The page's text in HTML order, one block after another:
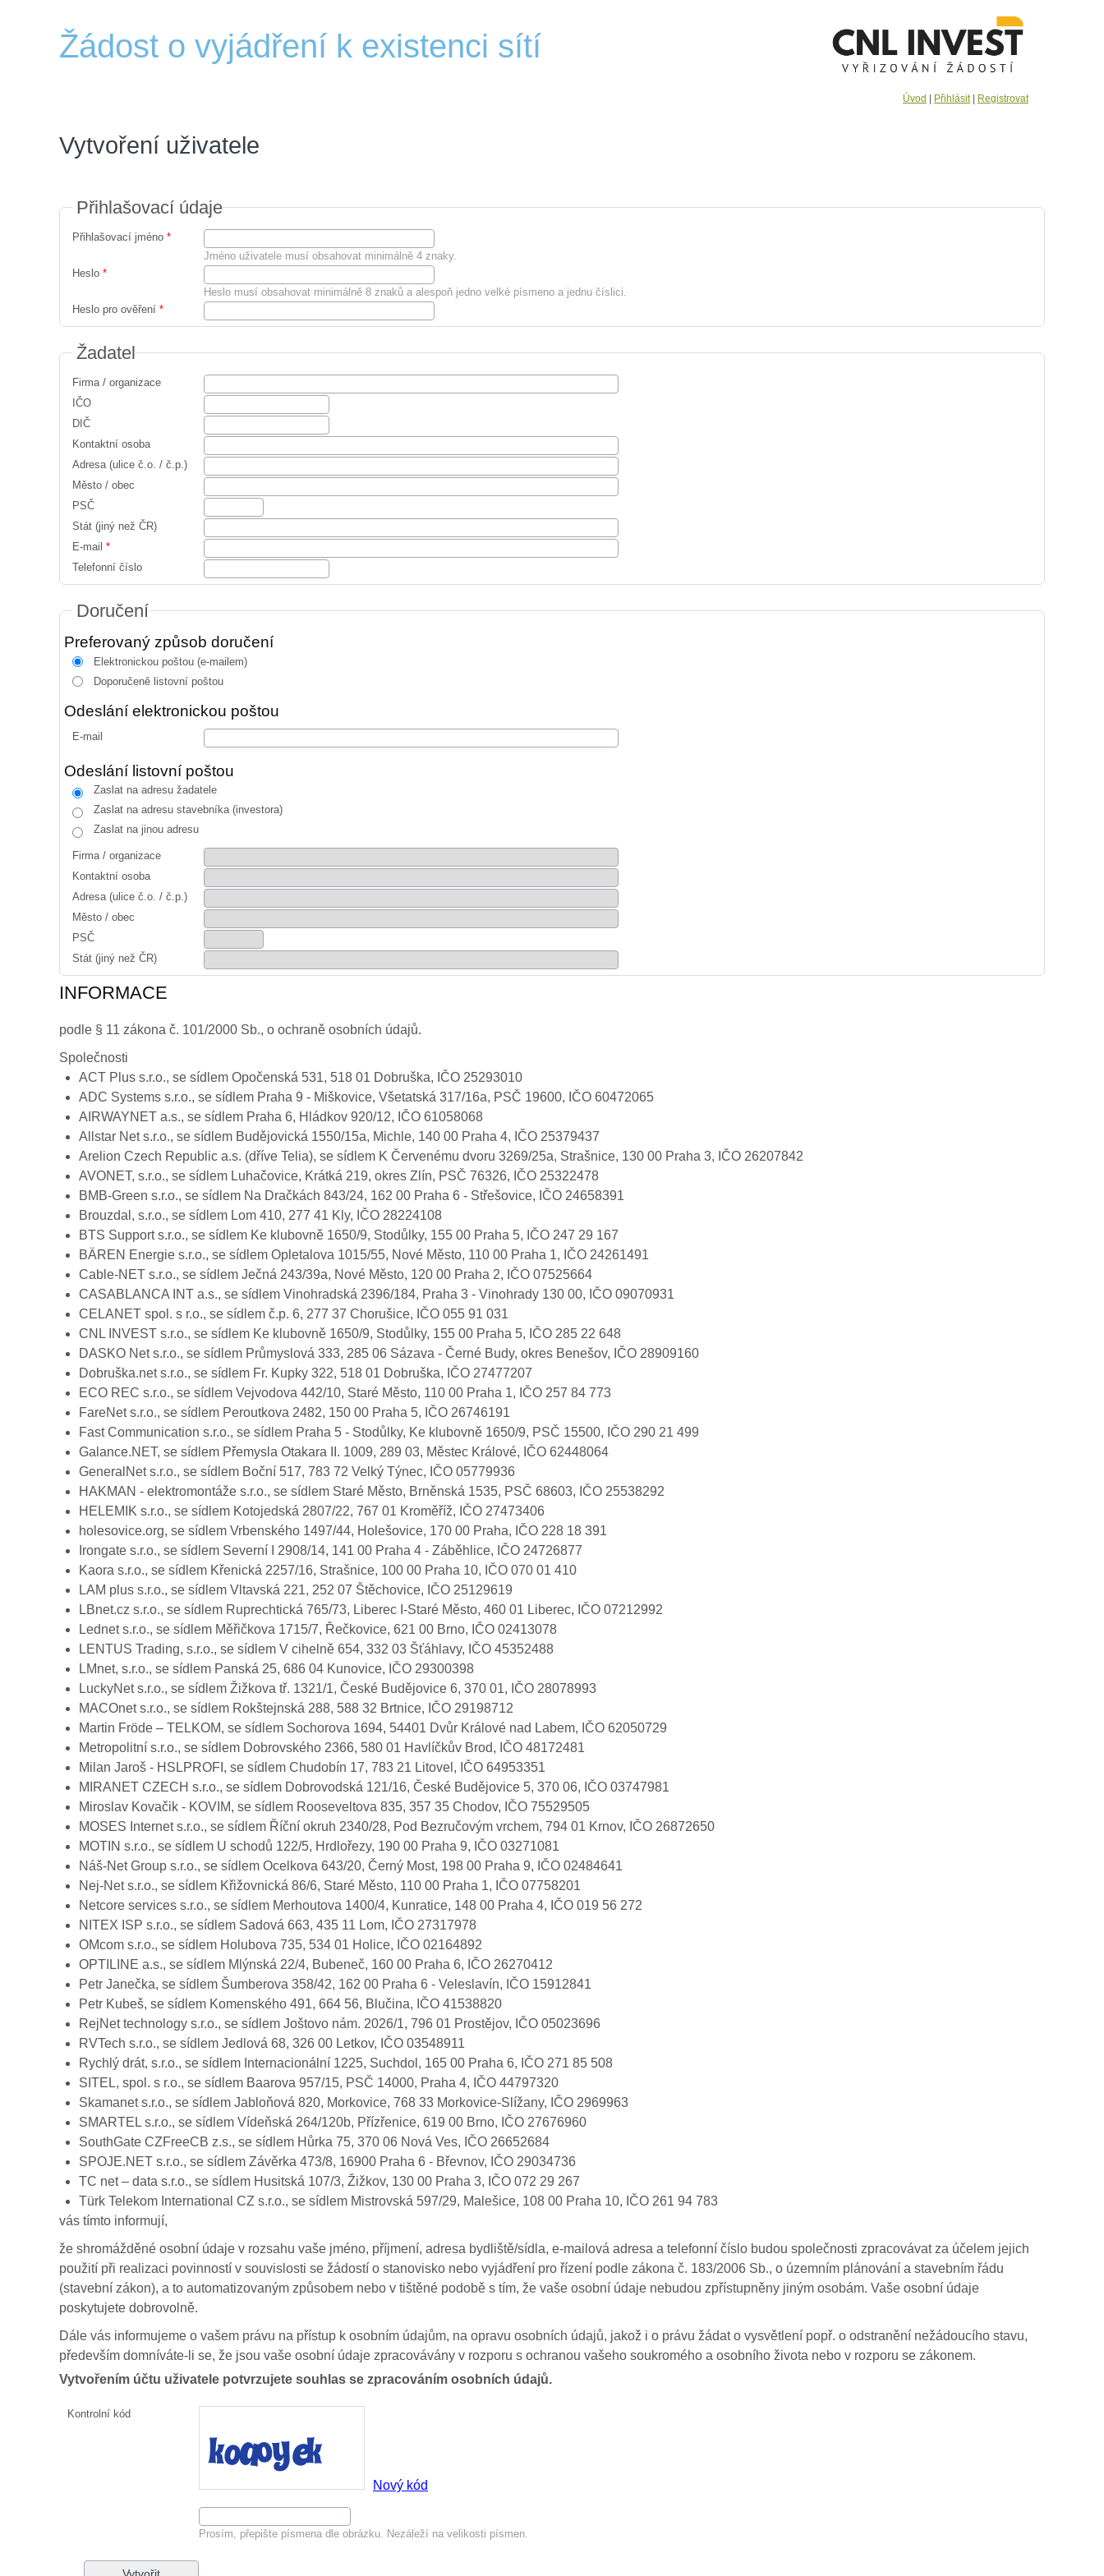
Žádost o vyjádření k existenci sítí
Úvod Přihlásit Registrovat
Vytvoření uživatele
Přihlašovací údaje
Přihlašovací jméno *
Jméno uživatele musí obsahovat minimálně 4 znaky.
Heslo *
Heslo musí obsahovat minimálně 8 znaků a alespoň jedno velké písmeno a jednu číslici.
Heslo pro ověření *
Žadatel
Firma / organizace
IČO
DIČ
Kontaktní osoba
Adresa (ulice č.o. / č.p.)
Město / obec
PSČ
Stát (jiný než ČR)
E-mail *
Telefonní číslo
Doručení
Preferovaný způsob doručení
Elektronickou poštou (e-mailem)
Doporučeně listovní poštou
Odeslání elektronickou poštou
E-mail
Odeslání listovní poštou
Zaslat na adresu žadatele
Zaslat na adresu stavebníka (investora)
Zaslat na jinou adresu
Firma / organizace
Kontaktní osoba
Adresa (ulice č.o. / č.p.)
Město / obec
PSČ
Stát (jiný než ČR)
INFORMACE
podle § 11 zákona č. 101/2000 Sb., o ochraně osobních údajů.
Společnosti
ACT Plus s.r.o., se sídlem Opočenská 531, 518 01 Dobruška, IČO 25293010
ADC Systems s.r.o., se sídlem Praha 9 - Miškovice, Všetatská 317/16a, PSČ 19600, IČO 60472065
AIRWAYNET a.s., se sídlem Praha 6, Hládkov 920/12, IČO 61058068
Allstar Net s.r.o., se sídlem Budějovická 1550/15a, Michle, 140 00 Praha 4, IČO 25379437
Arelion Czech Republic a.s. (dříve Telia), se sídlem K Červenému dvoru 3269/25a, Strašnice, 130 00 Praha 3, IČO 26207842
AVONET, s.r.o., se sídlem Luhačovice, Krátká 219, okres Zlín, PSČ 76326, IČO 25322478
BMB-Green s.r.o., se sídlem Na Dračkách 843/24, 162 00 Praha 6 - Střešovice, IČO 24658391
Brouzdal, s.r.o., se sídlem Lom 410, 277 41 Kly, IČO 28224108
BTS Support s.r.o., se sídlem Ke klubovně 1650/9, Stodůlky, 155 00 Praha 5, IČO 247 29 167
BÄREN Energie s.r.o., se sídlem Opletalova 1015/55, Nové Město, 110 00 Praha 1, IČO 24261491
Cable-NET s.r.o., se sídlem Ječná 243/39a, Nové Město, 120 00 Praha 2, IČO 07525664
CASABLANCA INT a.s., se sídlem Vinohradská 2396/184, Praha 3 - Vinohrady 130 00, IČO 09070931
CELANET spol. s r.o., se sídlem č.p. 6, 277 37 Chorušice, IČO 055 91 031
CNL INVEST s.r.o., se sídlem Ke klubovně 1650/9, Stodůlky, 155 00 Praha 5, IČO 285 22 648
DASKO Net s.r.o., se sídlem Průmyslová 333, 285 06 Sázava - Černé Budy, okres Benešov, IČO 28909160
Dobruška.net s.r.o., se sídlem Fr. Kupky 322, 518 01 Dobruška, IČO 27477207
ECO REC s.r.o., se sídlem Vejvodova 442/10, Staré Město, 110 00 Praha 1, IČO 257 84 773
FareNet s.r.o., se sídlem Peroutkova 2482, 150 00 Praha 5, IČO 26746191
Fast Communication s.r.o., se sídlem Praha 5 - Stodůlky, Ke klubovně 1650/9, PSČ 15500, IČO 290 21 499
Galance.NET, se sídlem Přemysla Otakara II. 1009, 289 03, Městec Králové, IČO 62448064
GeneralNet s.r.o., se sídlem Boční 517, 783 72 Velký Týnec, IČO 05779936
HAKMAN - elektromontáže s.r.o., se sídlem Staré Město, Brněnská 1535, PSČ 68603, IČO 25538292
HELEMIK s.r.o., se sídlem Kotojedská 2807/22, 767 01 Kroměříž, IČO 27473406
holesovice.org, se sídlem Vrbenského 1497/44, Holešovice, 170 00 Praha, IČO 228 18 391
Irongate s.r.o., se sídlem Severní I 2908/14, 141 00 Praha 4 - Záběhlice, IČO 24726877
Kaora s.r.o., se sídlem Křenická 2257/16, Strašnice, 100 00 Praha 10, IČO 070 01 410
LAM plus s.r.o., se sídlem Vltavská 221, 252 07 Štěchovice, IČO 25129619
LBnet.cz s.r.o., se sídlem Ruprechtická 765/73, Liberec I-Staré Město, 460 01 Liberec, IČO 07212992
Lednet s.r.o., se sídlem Měřičkova 1715/7, Řečkovice, 621 00 Brno, IČO 02413078
LENTUS Trading, s.r.o., se sídlem V cihelně 654, 332 03 Šťáhlavy, IČO 45352488
LMnet, s.r.o., se sídlem Panská 25, 686 04 Kunovice, IČO 29300398
LuckyNet s.r.o., se sídlem Žižkova tř. 1321/1, České Budějovice 6, 370 01, IČO 28078993
MACOnet s.r.o., se sídlem Rokštejnská 288, 588 32 Brtnice, IČO 29198712
Martin Fröde – TELKOM, se sídlem Sochorova 1694, 54401 Dvůr Králové nad Labem, IČO 62050729
Metropolitní s.r.o., se sídlem Dobrovského 2366, 580 01 Havlíčkův Brod, IČO 48172481
Milan Jaroš - HSLPROFI, se sídlem Chudobín 17, 783 21 Litovel, IČO 64953351
MIRANET CZECH s.r.o., se sídlem Dobrovodská 121/16, České Budějovice 5, 370 06, IČO 03747981
Miroslav Kovačik - KOVIM, se sídlem Rooseveltova 835, 357 35 Chodov, IČO 75529505
MOSES Internet s.r.o., se sídlem Říční okruh 2340/28, Pod Bezručovým vrchem, 794 01 Krnov, IČO 26872650
MOTIN s.r.o., se sídlem U schodů 122/5, Hrdlořezy, 190 00 Praha 9, IČO 03271081
Náš-Net Group s.r.o., se sídlem Ocelkova 643/20, Černý Most, 198 00 Praha 9, IČO 02484641
Nej-Net s.r.o., se sídlem Křižovnická 86/6, Staré Město, 110 00 Praha 1, IČO 07758201
Netcore services s.r.o., se sídlem Merhoutova 1400/4, Kunratice, 148 00 Praha 4, IČO 019 56 272
NITEX ISP s.r.o., se sídlem Sadová 663, 435 11 Lom, IČO 27317978
OMcom s.r.o., se sídlem Holubova 735, 534 01 Holice, IČO 02164892
OPTILINE a.s., se sídlem Mlýnská 22/4, Bubeneč, 160 00 Praha 6, IČO 26270412
Petr Janečka, se sídlem Šumberova 358/42, 162 00 Praha 6 - Veleslavín, IČO 15912841
Petr Kubeš, se sídlem Komenského 491, 664 56, Blučina, IČO 41538820
RejNet technology s.r.o., se sídlem Joštovo nám. 2026/1, 796 01 Prostějov, IČO 05023696
RVTech s.r.o., se sídlem Jedlová 68, 326 00 Letkov, IČO 03548911
Rychlý drát, s.r.o., se sídlem Internacionální 1225, Suchdol, 165 00 Praha 6, IČO 271 85 508
SITEL, spol. s r.o., se sídlem Baarova 957/15, PSČ 14000, Praha 4, IČO 44797320
Skamanet s.r.o., se sídlem Jabloňová 820, Morkovice, 768 33 Morkovice-Slížany, IČO 2969963
SMARTEL s.r.o., se sídlem Vídeňská 264/120b, Přízřenice, 619 00 Brno, IČO 27676960
SouthGate CZFreeCB z.s., se sídlem Hůrka 75, 370 06 Nová Ves, IČO 26652684
SPOJE.NET s.r.o., se sídlem Závěrka 473/8, 16900 Praha 6 - Břevnov, IČO 29034736
TC net – data s.r.o., se sídlem Husitská 107/3, Žižkov, 130 00 Praha 3, IČO 072 29 267
Türk Telekom International CZ s.r.o., se sídlem Mistrovská 597/29, Malešice, 108 00 Praha 10, IČO 261 94 783
vás tímto informují,
že shromážděné osobní údaje v rozsahu vaše jméno, příjmení, adresa bydliště/sídla, e-mailová adresa a telefonní číslo budou společnosti zpracovávat za účelem jejich
použití při realizaci povinností v souvislosti se žádostí o stanovisko nebo vyjádření pro řízení podle zákona č. 183/2006 Sb., o územním plánování a stavebním řádu
(stavební zákon), a to automatizovaným způsobem nebo v tištěné podobě s tím, že vaše osobní údaje nebudou zpřístupněny jiným osobám. Vaše osobní údaje
poskytujete dobrovolně.
Dále vás informujeme o vašem právu na přístup k osobním údajům, na opravu osobních údajů, jakož i o právu žádat o vysvětlení popř. o odstranění nežádoucího stavu,
především domníváte-li se, že jsou vaše osobní údaje zpracovávány v rozporu s ochranou vašeho soukromého a osobního života nebo v rozporu se zákonem.
Vytvořením účtu uživatele potvrzujete souhlas se zpracováním osobních údajů.
Kontrolní kód
Nový kód
Prosím, přepište písmena dle obrázku. Nezáleží na velikosti písmen.